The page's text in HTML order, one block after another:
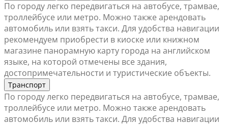
По городу легко передвигаться на автобусе, трамвае,
троллейбусе или метро. Можно также арендовать
автомобиль или взять такси. Для удобства навигации
рекомендуем приобрести в киоске или книжном
магазине панорамную карту города на английском
языке, на которой отмечены все здания,
достопримечательности и туристические объекты.
Транспорт
По городу легко передвигаться на автобусе, трамвае,
троллейбусе или метро. Можно также арендовать
автомобиль или взять такси. Для удобства навигации